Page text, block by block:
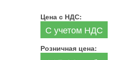
Цена с НДС:
С учетом НДС
Розничная цена: